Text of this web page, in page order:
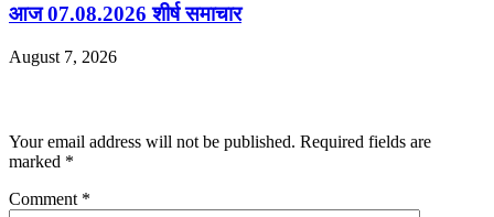
आज 07.08.2026 शीर्ष समाचार
August 7, 2026
Your email address will not be published. Required fields are
marked *
Comment *